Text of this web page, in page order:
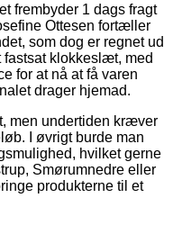
frembyder 1 dags fragt
Ottesen fortæller
som dog er regnet ud
klokkeslæt, med
for at nå at få varen
drager hjemad.
men undertiden kræver
I øvrigt burde man
hvilket gerne
Smørumnedre eller
produkterne til et